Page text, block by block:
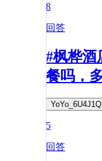
8
回答
#枫桦酒
餐吗，
5
回答